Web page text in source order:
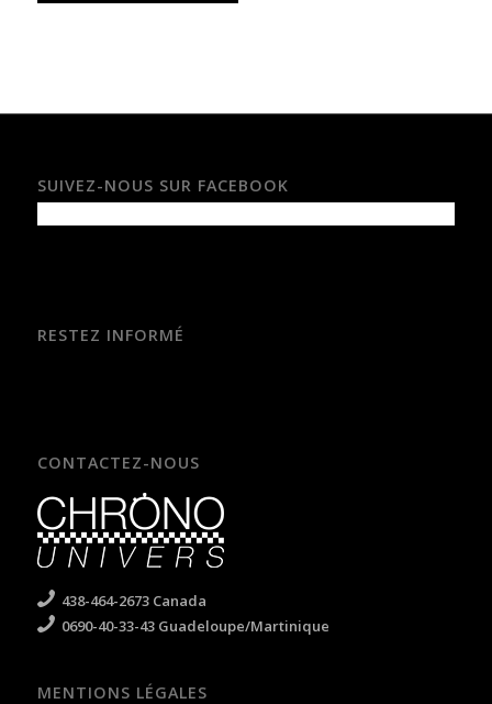
SUIVEZ-NOUS SUR FACEBOOK
RESTEZ INFORMÉ
CONTACTEZ-NOUS
438-464-2673 Canada
0690-40-33-43 Guadeloupe/Martinique
MENTIONS LÉGALES